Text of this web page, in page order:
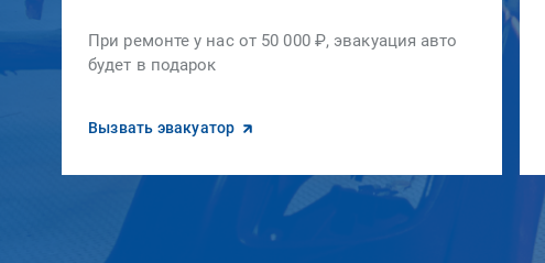
При ремонте у нас от 50 000 ₽, эвакуация авто
будет в подарок
Вызвать эвакуатор